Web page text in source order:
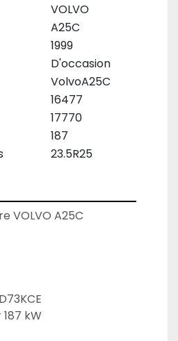
VOLVO
A25C
1999
D'occasion
VolvoA25C
16477
17770
187
23.5R25
VOLVO A25C
kW